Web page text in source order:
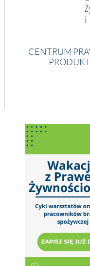
CENTRUM